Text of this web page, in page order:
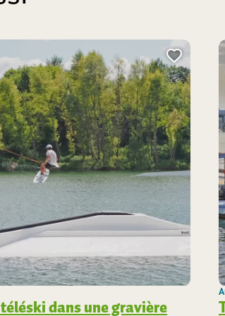
au carnet de voyage ?
dans une gravière